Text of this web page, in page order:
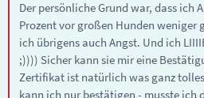
Der persönliche Grund war, dass ich
Prozent vor großen Hunden weniger
ich übrigens auch Angst. Und ich
;)))) Sicher kann sie mir eine
Zertifikat ist natürlich was ganz
kann ich nur bestätigen - musste ich